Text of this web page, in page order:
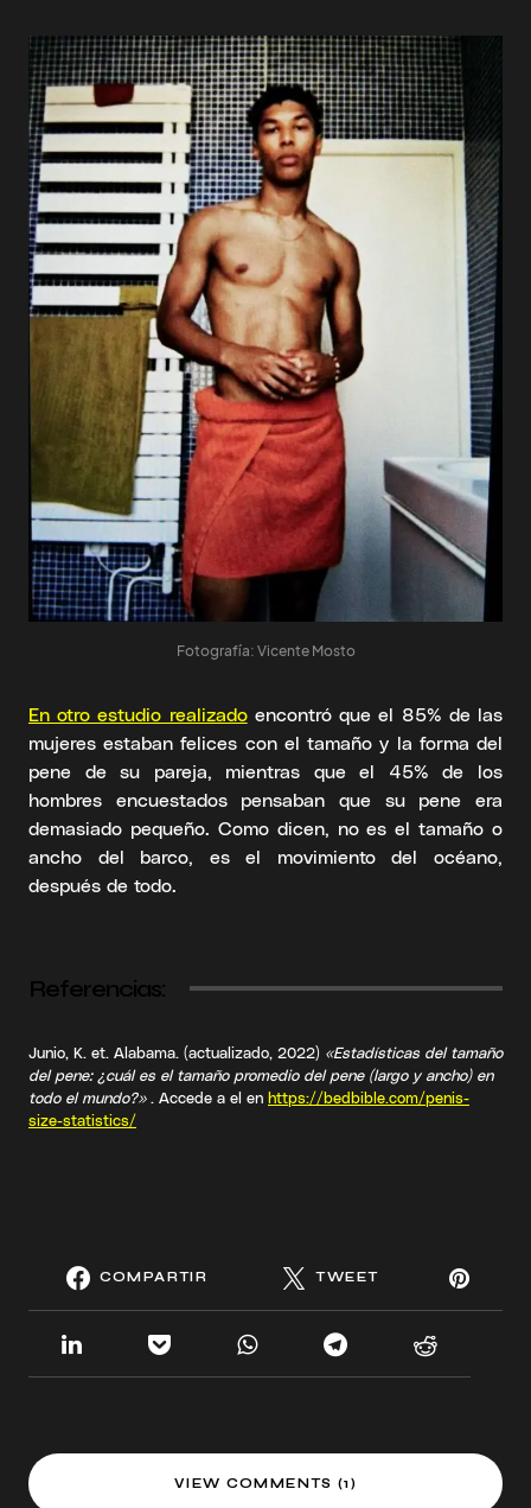
Fotografía: Vicente Mosto
En otro estudio realizadoencontró que el 85% de las
mujeres estaban felices con el tamaño y la forma del
pene de su pareja, mientras que el 45% de los
hombres encuestados pensaban que su pene era
demasiado pequeño. Como dicen, no es el tamaño o
ancho del barco, es el movimiento del océano,
después de todo.
Referencias:
Junio, K. et. Alabama. (actualizado, 2022) «Estadísticas del tamaño
del pene: ¿cuál es el tamaño promedio del pene (largo y ancho) en
todo el mundo?». Accede a el en https://bedbible.com/penis-
size-statistics/
COMPARTIR TWEET
VIEW COMMENTS (1)